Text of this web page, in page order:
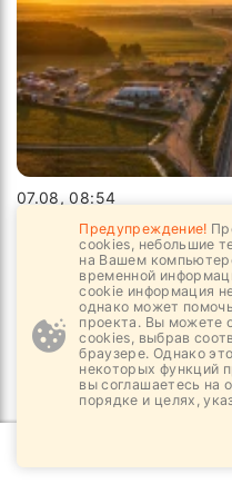
07.08, 08:54
Путешествовать по
удобнее
Предупреждение!
cookies, небольшие
на Вашем
временной
cookie информация
однако может
проекта. Вы можете
cookies, выбрав
браузере. Однако
некоторых функций
вы соглашаетесь на
порядке и целях,